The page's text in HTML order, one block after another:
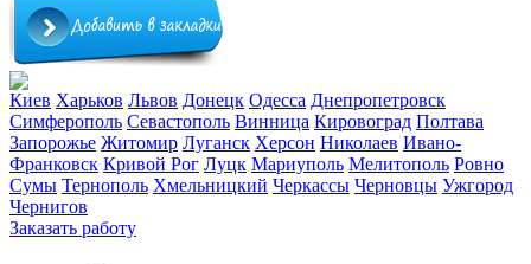
Киев Харьков Львов Донецк Одесса Днепропетровск
Симферополь Севастополь Винница Кировоград Полтава
Запорожье Житомир Луганск Херсон Николаев Ивано-
Франковск Кривой Рог Луцк Мариуполь Мелитополь Ровно
Сумы Тернополь Хмельницкий Черкассы Черновцы Ужгород
Чернигов
Заказать работу